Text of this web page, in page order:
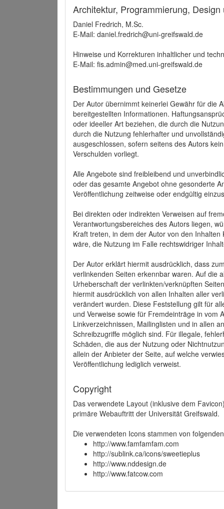
Architektur, Programmierung,
Daniel Fredrich, M.Sc.
E-Mail: daniel.fredrich@uni-greifswald.de
Hinweise und Korrekturen inhaltlicher und
E-Mail: fis.admin@med.uni-greifswald.de
Bestimmungen und Gesetze
Der Autor übernimmt keinerlei Gewähr für die
bereitgestellten Informationen.
oder ideeller Art beziehen, die durch die
durch die Nutzung fehlerhafter und
ausgeschlossen, sofern seitens des Autors
Verschulden vorliegt.
Alle Angebote sind freibleibend und
oder das gesamte Angebot ohne gesonderte
Veröffentlichung zeitweise oder endgültig
Bei direkten oder indirekten Verweisen auf
Verantwortungsbereiches des Autors liegen,
Kraft treten, in dem der Autor von den
wäre, die Nutzung im Falle rechtswidriger
Der Autor erklärt hiermit ausdrücklich, dass
verlinkenden Seiten erkennbar waren. Auf die
Urheberschaft der verlinkten/verknüpften
hiermit ausdrücklich von allen Inhalten aller
verändert wurden. Diese Feststellung gilt für
und Verweise sowie für Fremdeinträge in vom
Linkverzeichnissen, Mailinglisten und in allen
Schreibzugriffe möglich sind. Für illegale,
Schäden, die aus der Nutzung oder
allein der Anbieter der Seite, auf welche
Veröffentlichung lediglich verweist.
Copyright
Das verwendete Layout (inklusive dem
primäre Webauftritt der Universität Greifswald.
Die verwendeten Icons stammen von
http://www.famfamfam.com
http://sublink.ca/icons/sweetieplus
http://www.nddesign.de
http://www.fatcow.com